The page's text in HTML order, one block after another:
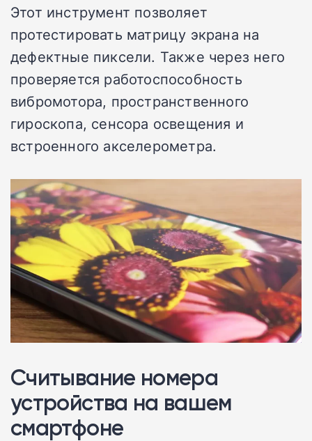
Этот инструмент позволяет
протестировать матрицу экрана на
дефектные пиксели. Также через него
проверяется работоспособность
вибромотора, пространственного
гироскопа, сенсора освещения и
встроенного акселерометра.
Считывание номера
устройства на вашем
смартфоне